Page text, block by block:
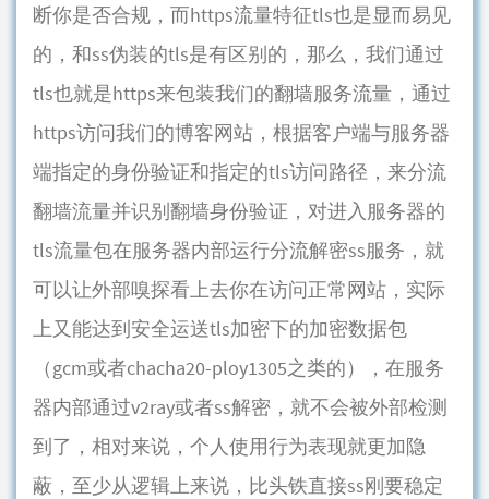
断你是否合规，而https流量特征tls也是显而易见
的，和ss伪装的tls是有区别的，那么，我们通过
tls也就是https来包装我们的翻墙服务流量，通过
https访问我们的博客网站，根据客户端与服务器
端指定的身份验证和指定的tls访问路径，来分流
翻墙流量并识别翻墙身份验证，对进入服务器的
tls流量包在服务器内部运行分流解密ss服务，就
可以让外部嗅探看上去你在访问正常网站，实际
上又能达到安全运送tls加密下的加密数据包
（gcm或者chacha20-ploy1305之类的），在服务
器内部通过v2ray或者ss解密，就不会被外部检测
到了，相对来说，个人使用行为表现就更加隐
蔽，至少从逻辑上来说，比头铁直接ss刚要稳定